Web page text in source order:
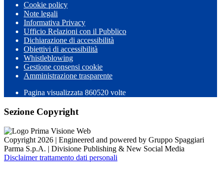
Cookie policy
Note legali
Informativa Privacy
Ufficio Relazioni con il Pubblico
Dichiarazione di accessibilità
Obiettivi di accessibilità
Whistleblowing
Gestione consensi cookie
Amministrazione trasparente
Pagina visualizzata 860520 volte
Sezione Copyright
Copyright 2026 | Engineered and powered by Gruppo Spaggiari
Parma S.p.A. | Divisione Publishing & New Social Media
Disclaimer trattamento dati personali